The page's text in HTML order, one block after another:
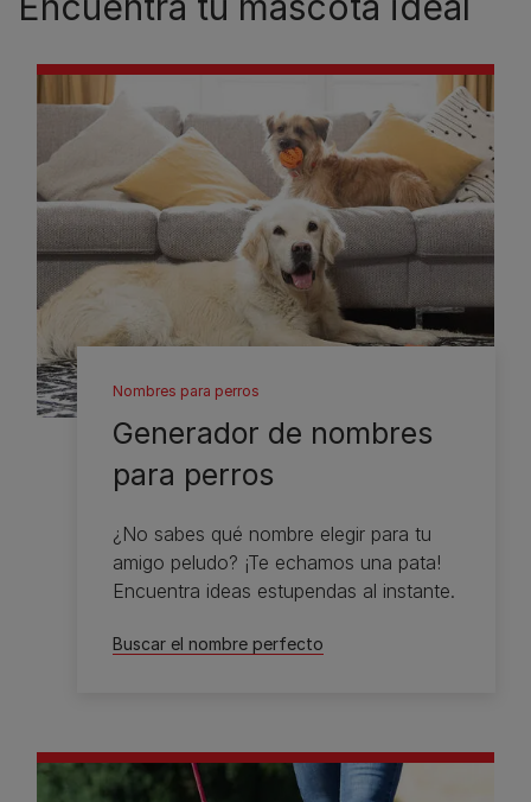
Nombres para perros
Generador de nombres
para perros
¿No sabes qué nombre elegir para tu
amigo peludo? ¡Te echamos una pata!
Encuentra ideas estupendas al instante.
Buscar el nombre perfecto